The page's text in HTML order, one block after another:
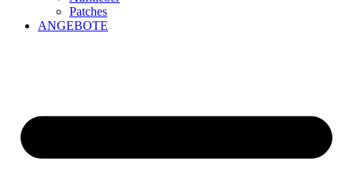
Patches
ANGEBOTE